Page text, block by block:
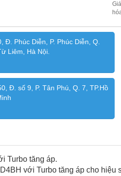
Đ. Phúc Diễn, P. Phúc Diễn, Q.
Liêm, Hà Nội.
Đ. số 9, P. Tân Phú, Q. 7, TP.Hồ
Turbo tăng áp.
với Turbo tăng áp cho hiệu